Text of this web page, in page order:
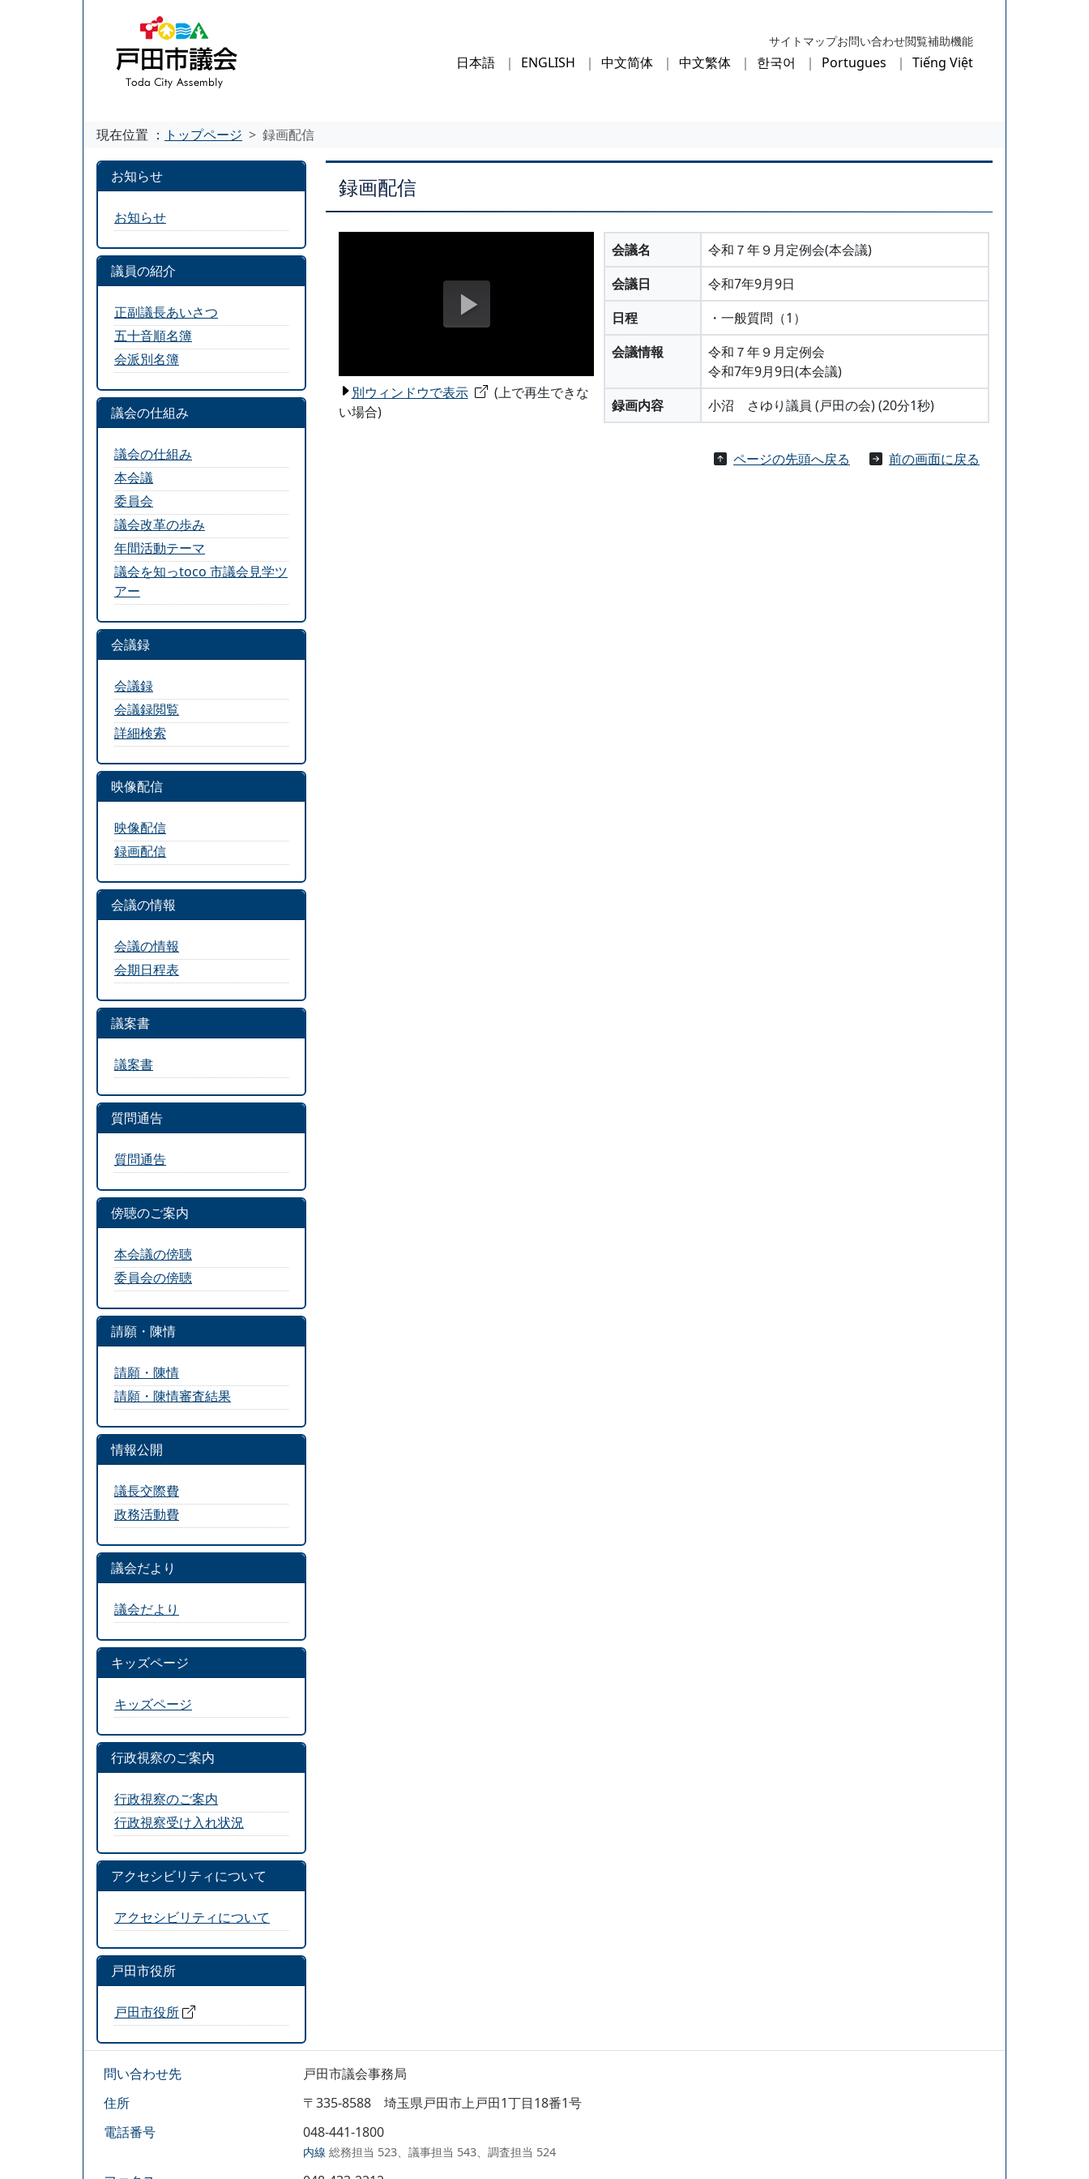
サイトマップお問い合わせ閲覧補助機能
日本語 ENGLISH 中文简体 中文繁体 한국어 Portugues Tiếng Việt
現在位置 ： トップページ 録画配信
録画配信
別ウィンドウで表示
(上で再生できな
い場合)
会議名
令和７年９月定例会(本会議)
会議日
令和7年9月9日
日程
・一般質問（1）
会議情報
令和７年９月定例会
令和7年9月9日(本会議)
録画内容
小沼 さゆり議員 (戸田の会) (20分1秒)
ページの先頭へ戻る 前の画面に戻る
お知らせ
お知らせ
議員の紹介
正副議長あいさつ
五十音順名簿
会派別名簿
議会の仕組み
議会の仕組み
本会議
委員会
議会改革の歩み
年間活動テーマ
議会を知っtoco 市議会見学ツ
アー
会議録
会議録
会議録閲覧
詳細検索
映像配信
映像配信
録画配信
会議の情報
会議の情報
会期日程表
議案書
議案書
質問通告
質問通告
傍聴のご案内
本会議の傍聴
委員会の傍聴
請願・陳情
請願・陳情
請願・陳情審査結果
情報公開
議長交際費
政務活動費
議会だより
議会だより
キッズページ
キッズページ
行政視察のご案内
行政視察のご案内
行政視察受け入れ状況
アクセシビリティについて
アクセシビリティについて
戸田市役所
戸田市役所
問い合わせ先
戸田市議会事務局
住所
〒335-8588 埼玉県戸田市上戸田1丁目18番1号
電話番号
048-441-1800
内線 総務担当 523、議事担当 543、調査担当 524